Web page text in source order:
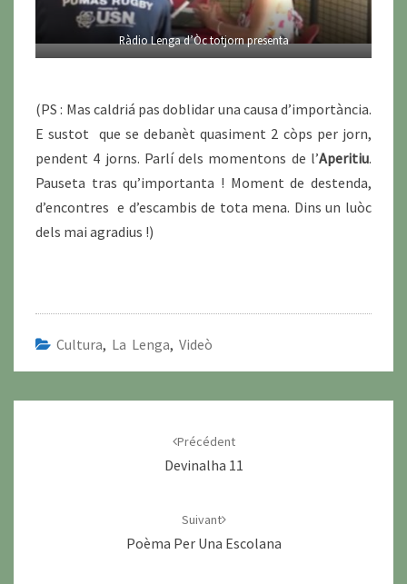
Ràdio Lenga d’Òc totjorn presenta
(PS : Mas caldriá pas doblidar una causa d’importància.
E sustot que se debanèt quasiment 2 còps per jorn,
pendent 4 jorns. Parlí dels momentons de l’Aperitiu.
Pauseta tras qu’importanta ! Moment de destenda,
d’encontres e d’escambis de tota mena. Dins un luòc
dels mai agradius !)
Cultura, La Lenga, Videò
Précédent
Devinalha 11
Suivant
Poèma Per Una Escolana